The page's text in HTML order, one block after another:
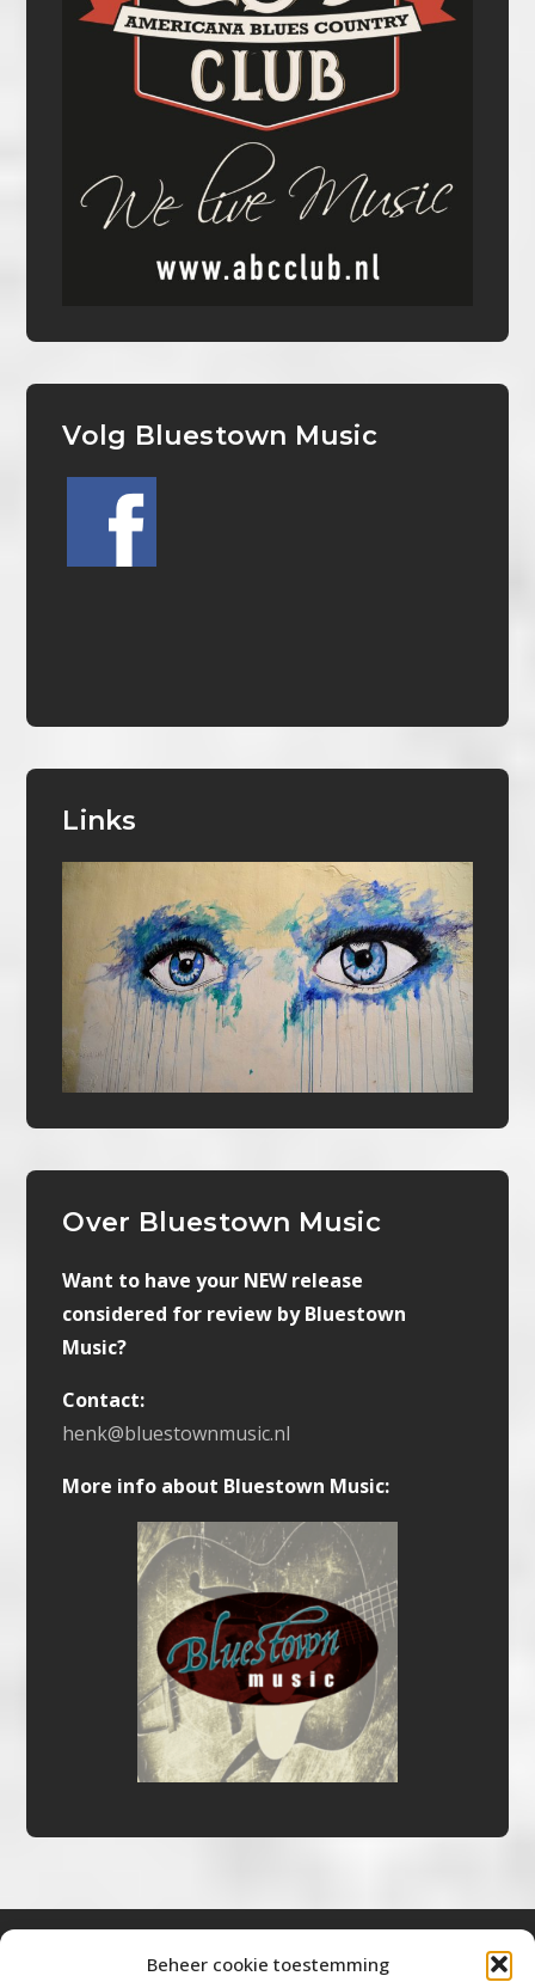
Beheer cookie toestemming
Volg Bluestown Music
Links
Over Bluestown Music
Want to have your NEW release
considered for review by Bluestown
Music?
Contact:
henk@bluestownmusic.nl
More info about Bluestown Music: